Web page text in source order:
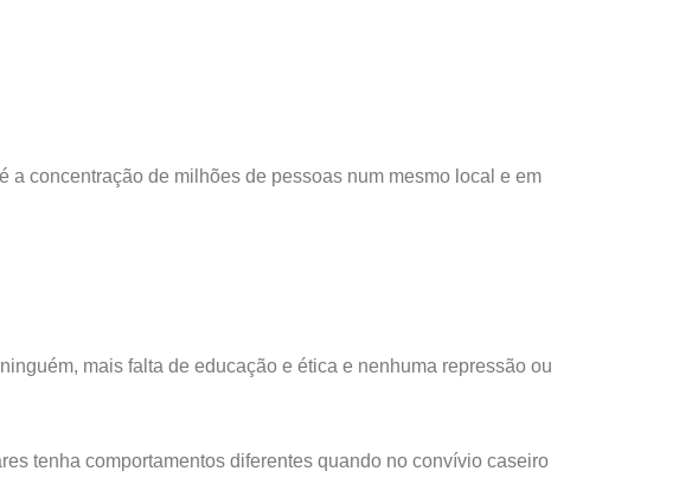
concentração de milhões de pessoas num mesmo local e em
mais falta de educação e ética e nenhuma repressão ou
tenha comportamentos diferentes quando no convívio caseiro